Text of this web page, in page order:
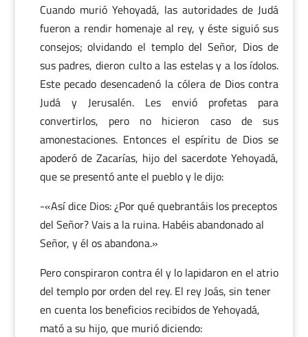
Cuando murió Yehoyadá, las autoridades de Judá
fueron a rendir homenaje al rey, y éste siguió sus
consejos; olvidando el templo del Señor, Dios de
sus padres, dieron culto a las estelas y a los ídolos.
Este pecado desencadenó la cólera de Dios contra
Judá y Jerusalén. Les envió profetas para
convertirlos, pero no hicieron caso de sus
amonestaciones. Entonces el espíritu de Dios se
apoderó de Zacarías, hijo del sacerdote Yehoyadá,
que se presentó ante el pueblo y le dijo:
-«Así dice Dios: ¿Por qué quebrantáis los preceptos
del Señor? Vais a la ruina. Habéis abandonado al
Señor, y él os abandona.»
Pero conspiraron contra él y lo lapidaron en el atrio
del templo por orden del rey. El rey Joás, sin tener
en cuenta los beneficios recibidos de Yehoyadá,
mató a su hijo, que murió diciendo: